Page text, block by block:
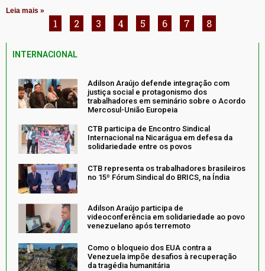
Leia mais »
1 2 3 4 5 6 7 8
INTERNACIONAL
Adilson Araújo defende integração com
justiça social e protagonismo dos
trabalhadores em seminário sobre o Acordo
Mercosul-União Europeia
CTB participa de Encontro Sindical
Internacional na Nicarágua em defesa da
solidariedade entre os povos
CTB representa os trabalhadores brasileiros
no 15º Fórum Sindical do BRICS, na Índia
Adilson Araújo participa de
videoconferência em solidariedade ao povo
venezuelano após terremoto
Como o bloqueio dos EUA contra a
Venezuela impõe desafios à recuperação
da tragédia humanitária